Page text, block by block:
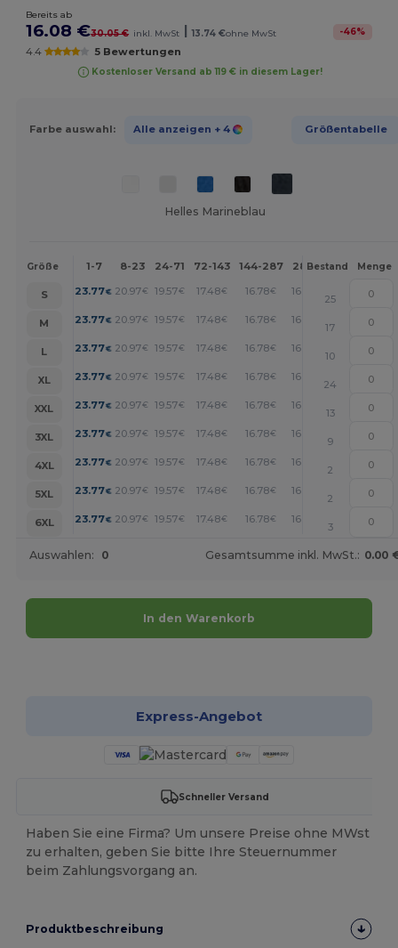
Bereits ab
16.08 €30.05 € inkl. MwSt | 13.74 €ohne MwSt -46%
4.4 5 Bewertungen
Kostenloser Versand ab 119 € in diesem Lager!
Farbe auswahl: Alle anzeigen + 4 Größentabelle
Helles Marineblau
Größe 1-7 8-23 24-71 72-143 144-287 288 + Mehr
Bestand Menge
S 23.77€ 20.97€ 19.57€ 17.48€ 16.78€ 16.08
25
M
23.77€ 20.97€ 19.57€ 17.48€ 16.78€ 16.08
17
L
23.77€ 20.97€ 19.57€ 17.48€ 16.78€ 16.08
10
XL
23.77€ 20.97€ 19.57€ 17.48€ 16.78€ 16.08
24
XXL
23.77€ 20.97€ 19.57€ 17.48€ 16.78€ 16.08
13
3XL
23.77€ 20.97€ 19.57€ 17.48€ 16.78€ 16.08
9
4XL
23.77€ 20.97€ 19.57€ 17.48€ 16.78€ 16.08
2
5XL
23.77€ 20.97€ 19.57€ 17.48€ 16.78€ 16.08
2
6XL
23.77€ 20.97€ 19.57€ 17.48€ 16.78€ 16.08
3
Auswahlen: 0 Gesamtsumme inkl. MwSt.: 0.00
In den Warenkorb
Express-Angebot
Schneller Versand
Haben Sie eine Firma? Um unsere Preise ohne MWst
zu erhalten, geben Sie bitte Ihre Steuernummer
beim Zahlungsvorgang an.
Produktbeschreibung